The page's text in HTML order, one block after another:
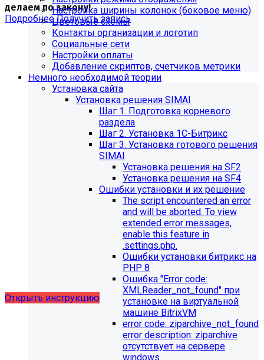
делаем по закону!
ПодробнееПолучить запись
Обновления в разделе
"Педагогический состав"
Для готовых решений, использующих модуль SIMAI-
SF4: Сведения об образовательной организации
выпущено обновление 1.14.11, согласно которому в
разделе "Педагогический состав"
можно разместить документ и скрыть таблицы.
Открыть инструкцию
Настройка ширины колонок (боковое меню)
Цветовые схемы
Контакты организации и логотип
Социальные сети
Настройки оплаты
Добавление скриптов, счетчиков метрики
Немного необходимой теории
Установка сайта
Установка решения SIMAI
Шаг 1. Подготовка корневого
раздела
Шаг 2. Установка 1С-Битрикс
Шаг 3. Установка готового решения
SIMAI
Установка решения на SF2
Установка решения на SF4
Ошибки установки и их решение
The script encountered an error
and will be aborted. To view
extended error messages,
enable this feature in
.settings.php.
Ошибки установки битрикс на
PHP 8
Ошибка "Error сode:
XMLReader_not_found" при
установке на виртуальной
машине BitrixVM
error сode: ziparchive_not_found
error description: ziparchive
отсутствует на сервере
windows